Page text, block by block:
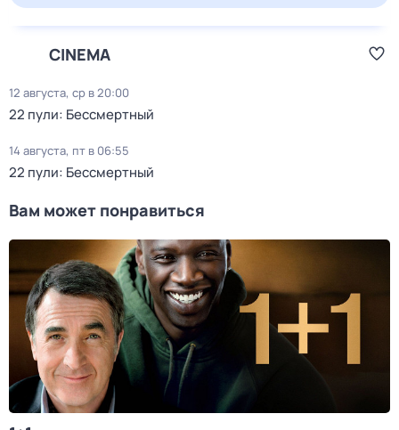
CINEMA
12 августа, ср в 20:00
22 пули: Бессмертный
14 августа, пт в 06:55
22 пули: Бессмертный
Вам может понравиться